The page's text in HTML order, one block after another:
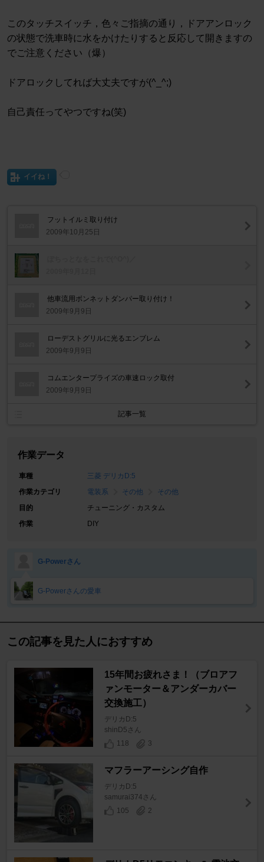
このタッチスイッチ，色々ご指摘の通り，ドアアンロック
の状態で洗車時に水をかけたりすると反応して開きますの
でご注意ください（爆）
ドアロックしてれば大丈夫ですが(^_^;)
自己責任ってやつですね(笑)
イイね！
フットイルミ取り付け
2009年10月25日
他車流用ボンネットダンパー取り付け！
2009年9月9日
ローデストグリルに光るエンブレム
2009年9月9日
コムエンタープライズの車速ロック取付
2009年9月9日
記事一覧
作業データ
車種
三菱 デリカD:5
作業カテゴリ
電装系 その他
その他
目的
チューニング・カスタム
作業
DIY
G-Powerさん
G-Powerさんの愛車
この記事を見た人におすすめ
15年間お疲れさま！（ブロアフ
ァンモーター＆アンダーカバー
交換施工）
デリカD:5
shinD5さん
118
3
マフラーアーシング自作
デリカD:5
samurai374さん
105
2